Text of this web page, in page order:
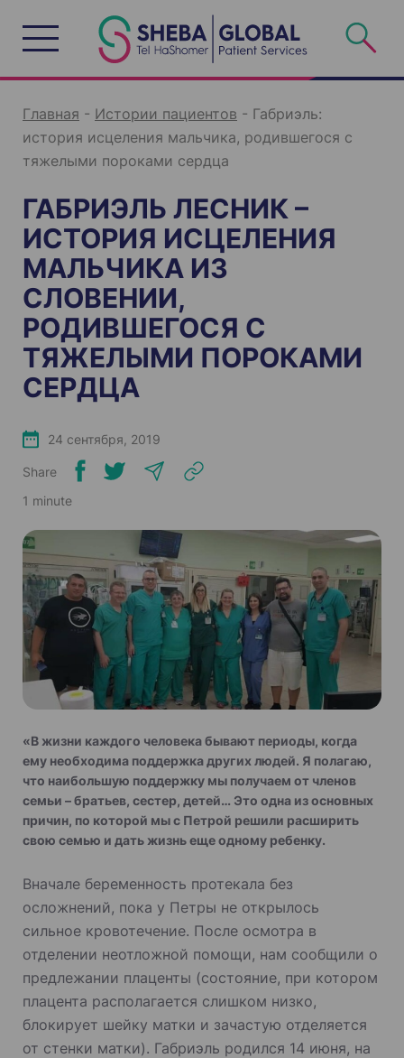
c
Главная - Истории пациентов - Габриэль:
история исцеления мальчика, родившегося с
тяжелыми пороками сердца
ГАБРИЭЛЬ ЛЕСНИК –
ИСТОРИЯ ИСЦЕЛЕНИЯ
МАЛЬЧИКА ИЗ
СЛОВЕНИИ,
РОДИВШЕГОСЯ С
ТЯЖЕЛЫМИ ПОРОКАМИ
СЕРДЦА
24 сентября, 2019
Share
1 minute
«В жизни каждого человека бывают периоды, когда
ему необходима поддержка других людей. Я полагаю,
что наибольшую поддержку мы получаем от членов
семьи – братьев, сестер, детей… Это одна из основных
причин, по которой мы с Петрой решили расширить
свою семью и дать жизнь еще одному ребенку.
Вначале беременность протекала без
осложнений, пока у Петры не открылось
сильное кровотечение. После осмотра в
отделении неотложной помощи, нам сообщили о
предлежании плаценты (состояние, при котором
плацента располагается слишком низко,
блокирует шейку матки и зачастую отделяется
от стенки матки). Габриэль родился 14 июня, на